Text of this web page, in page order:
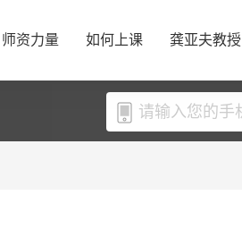
师资力量 如何上课 龚亚夫教授